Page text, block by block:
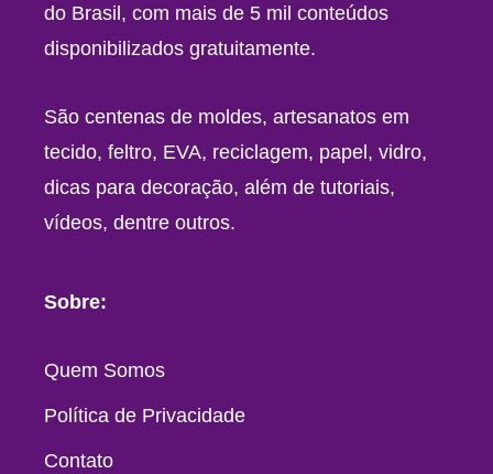
do Brasil, com mais de 5 mil conteúdos
disponibilizados gratuitamente.
São centenas de moldes, artesanatos em
tecido, feltro, EVA, reciclagem, papel, vidro,
dicas para decoração, além de tutoriais,
vídeos, dentre outros.
Sobre:
Quem Somos
Política de Privacidade
Contato